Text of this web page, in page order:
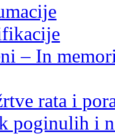
– In
rata i
poginulih i